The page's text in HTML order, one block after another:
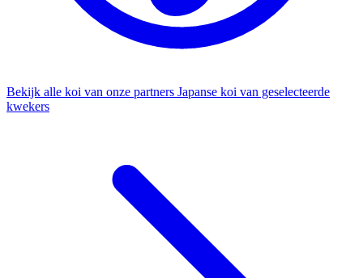
Bekijk alle koi van onze partners Japanse koi van geselecteerde
kwekers